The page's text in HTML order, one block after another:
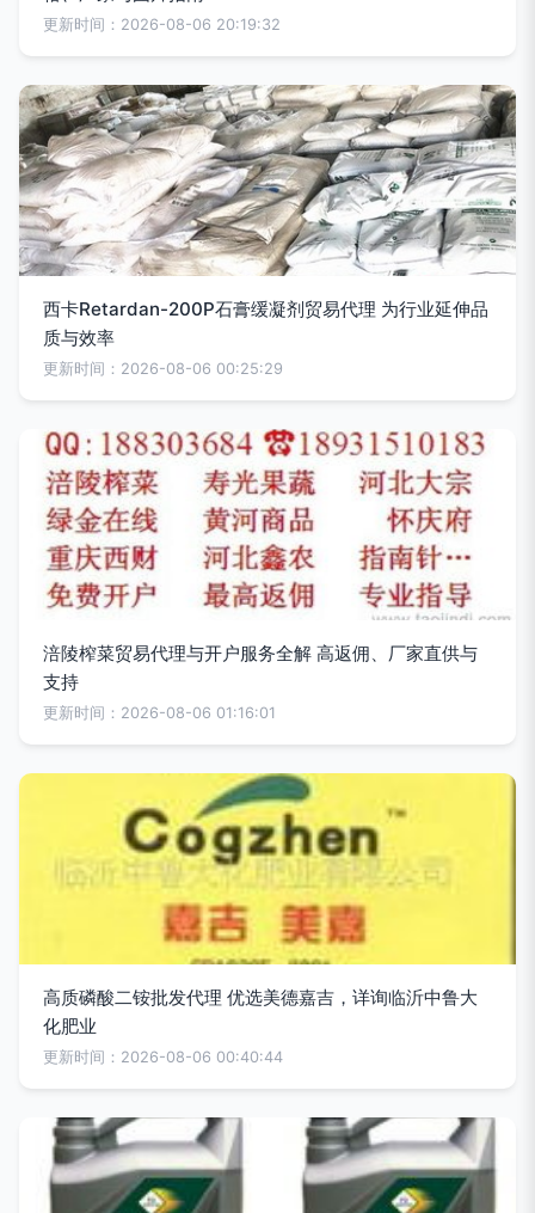
更新时间：2026-08-06 20:19:32
西卡Retardan-200P石膏缓凝剂贸易代理 为行业延伸品
质与效率
更新时间：2026-08-06 00:25:29
涪陵榨菜贸易代理与开户服务全解 高返佣、厂家直供与
支持
更新时间：2026-08-06 01:16:01
高质磷酸二铵批发代理 优选美德嘉吉，详询临沂中鲁大
化肥业
更新时间：2026-08-06 00:40:44